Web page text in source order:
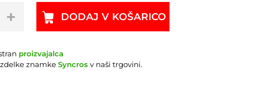
+ DODAJ V KOŠARICO
proizvajalca
znamkeSyncros v naši trgovini.